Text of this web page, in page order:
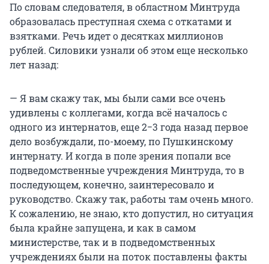
По словам следователя, в областном Минтруда
образовалась преступная схема с откатами и
взятками. Речь идет о десятках миллионов
рублей. Силовики узнали об этом еще несколько
лет назад:
— Я вам скажу так, мы были сами все очень
удивлены с коллегами, когда всё началось с
одного из интернатов, еще 2−3 года назад первое
дело возбуждали, по-моему, по Пушкинскому
интернату. И когда в поле зрения попали все
подведомственные учреждения Минтруда, то в
последующем, конечно, заинтересовало и
руководство. Скажу так, работы там очень много.
К сожалению, не знаю, кто допустил, но ситуация
была крайне запущена, и как в самом
министерстве, так и в подведомственных
учреждениях были на поток поставлены факты